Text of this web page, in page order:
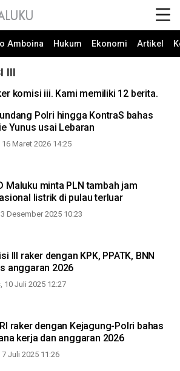
Amboina Hukum Ekonomi Artikel
III
komisi iii. Kami memiliki 12 berita.
Polri hingga KontraS bahas
Yunus usai Lebaran
16 Maret 2026 14:25
Maluku minta PLN tambah jam
listrik di pulau terluar
Desember 2025 10:23
PPATK, BNN
anggaran 2026
10 Juli 2025 12:27
raker dengan Kejagung-Polri bahas
kerja dan anggaran 2026
7 Juli 2025 11:26